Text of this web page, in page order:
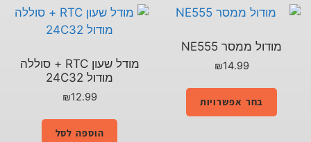
מודול ממסר NE555
₪14.99
בחר אפשרויות
מודל שעון RTC + סוללה
מודול 24C32
₪12.99
הוספה לסל